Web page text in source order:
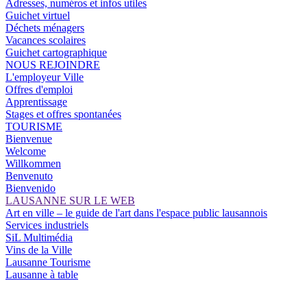
Adresses, numéros et infos utiles
Guichet virtuel
Déchets ménagers
Vacances scolaires
Guichet cartographique
NOUS REJOINDRE
L'employeur Ville
Offres d'emploi
Apprentissage
Stages et offres spontanées
TOURISME
Bienvenue
Welcome
Willkommen
Benvenuto
Bienvenido
LAUSANNE SUR LE WEB
Art en ville – le guide de l'art dans l'espace public lausannois
Services industriels
SiL Multimédia
Vins de la Ville
Lausanne Tourisme
Lausanne à table